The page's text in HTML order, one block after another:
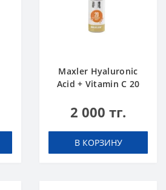
Maxler Hyaluronic
Acid + Vitamin C 20
2 000 тг.
В КОРЗИНУ